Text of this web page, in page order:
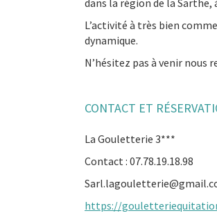
dans la région de la Sarthe,
L’activité à très bien
dynamique.
N’hésitez pas à venir nous
CONTACT ET
La Gouletterie 3***
Contact : 07.78.19.18.98
https://